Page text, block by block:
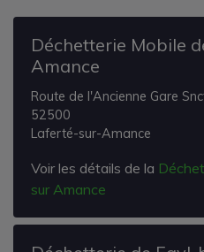
Déchetterie Mobile
Amance
Route de l'Ancienne Gare
52500
Laferté-sur-Amance
Voir les détails de la
sur Amance